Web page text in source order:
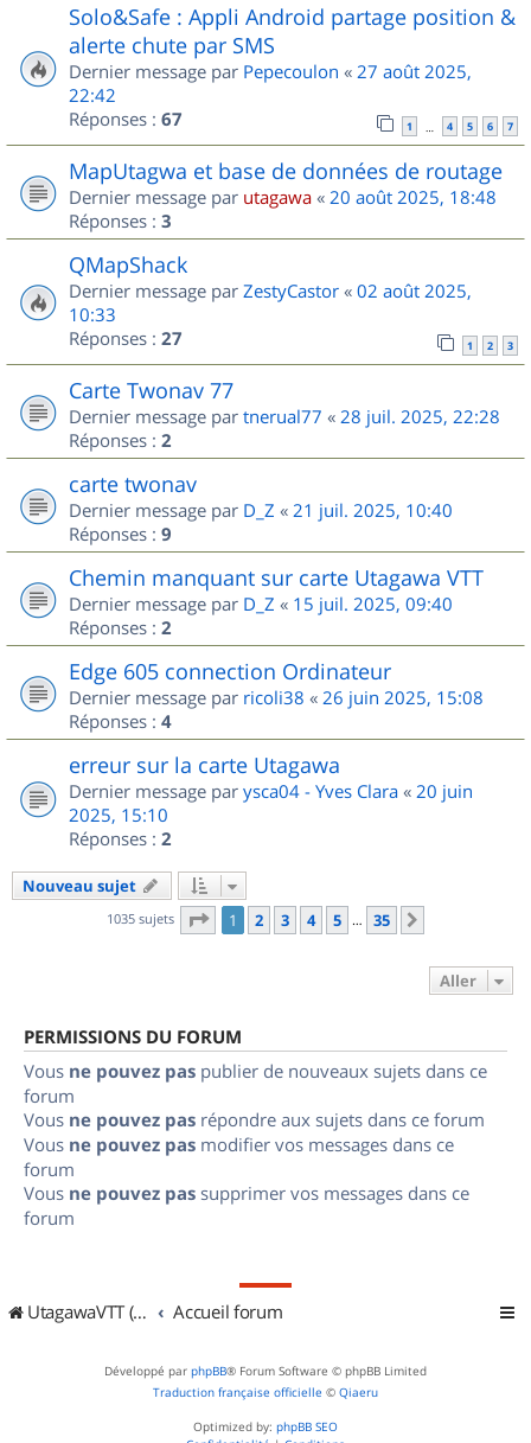
Solo&Safe : Appli Android partage position &
alerte chute par SMS
Dernier message par Pepecoulon « 27 août 2025,
22:42
Réponses : 67 1 … 4 5 6 7
MapUtagwa et base de données de routage
Dernier message par utagawa « 20 août 2025, 18:48
Réponses : 3
QMapShack
Dernier message par ZestyCastor « 02 août 2025,
10:33
Réponses : 27 1 2 3
Carte Twonav 77
Dernier message par tnerual77 « 28 juil. 2025, 22:28
Réponses : 2
carte twonav
Dernier message par D_Z « 21 juil. 2025, 10:40
Réponses : 9
Chemin manquant sur carte Utagawa VTT
Dernier message par D_Z « 15 juil. 2025, 09:40
Réponses : 2
Edge 605 connection Ordinateur
Dernier message par ricoli38 « 26 juin 2025, 15:08
Réponses : 4
erreur sur la carte Utagawa
Dernier message par ysca04 - Yves Clara « 20 juin
2025, 15:10
Réponses : 2
Nouveau sujet
1035 sujets Page 1sur
1 2 3 4 5 … 35
Aller
PERMISSIONS DU FORUM
Vous ne pouvez pas publier de nouveaux sujets dans ce
forum
Vous ne pouvez pas répondre aux sujets dans ce forum
Vous ne pouvez pas modifier vos messages dans ce
forum
Vous ne pouvez pas supprimer vos messages dans ce
forum
UtagawaVTT (Randos VTT et VTTAE avec traces GPS) Accueil forum
Développé par phpBB® Forum Software © phpBB Limited
Traduction française officielle © Qiaeru
Optimized by: phpBB SEO